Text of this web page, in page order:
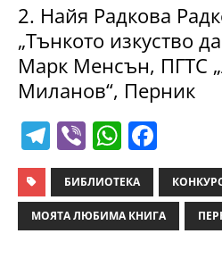
2. Найя Радкова
„Тънкото изкуство
Марк Менсън, ПГТС
Миланов“, Перник
T
el
e
gr
Vi
b
er
W
h
at
s
a
c
e
БИБЛИОТЕКА
МОЯТА ЛЮБИМА КНИГА